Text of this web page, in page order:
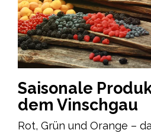
Saisonale
dem Vinschgau
Rot, Grün und Orange –